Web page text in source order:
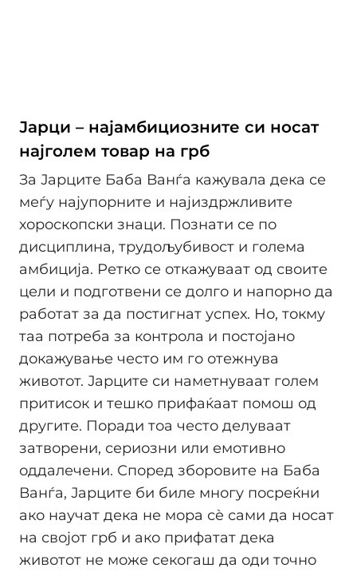
Јарци – најамбициозните си носат
најголем товар на грб
За Јарците Баба Ванѓа кажувала дека се
меѓу најупорните и најиздржливите
хороскопски знаци. Познати се по
дисциплина, трудољубивост и голема
амбиција. Ретко се откажуваат од своите
цели и подготвени се долго и напорно да
работат за да постигнат успех. Но, токму
таа потреба за контрола и постојано
докажување често им го отежнува
животот. Јарците си наметнуваат голем
притисок и тешко прифаќаат помош од
другите. Поради тоа често делуваат
затворени, сериозни или емотивно
оддалечени. Според зборовите на Баба
Ванѓа, Јарците би биле многу посреќни
ако научат дека не мора сè сами да носат
на својот грб и ако прифатат дека
животот не може секогаш да оди точно